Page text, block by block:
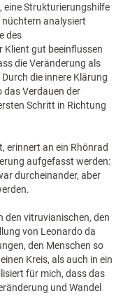
eine Strukturierungshilfe
analysiert
des
Klient gut beeinflussen
die Veränderung als
die innere Klärung
Verdauen der
Schritt in Richtung
erinnert an ein Rhönrad
aufgefasst werden:
durcheinander, aber
den vitruvianischen, den
von Leonardo da
den Menschen so
Kreis, als auch in ein
für mich, dass das
und Wandel